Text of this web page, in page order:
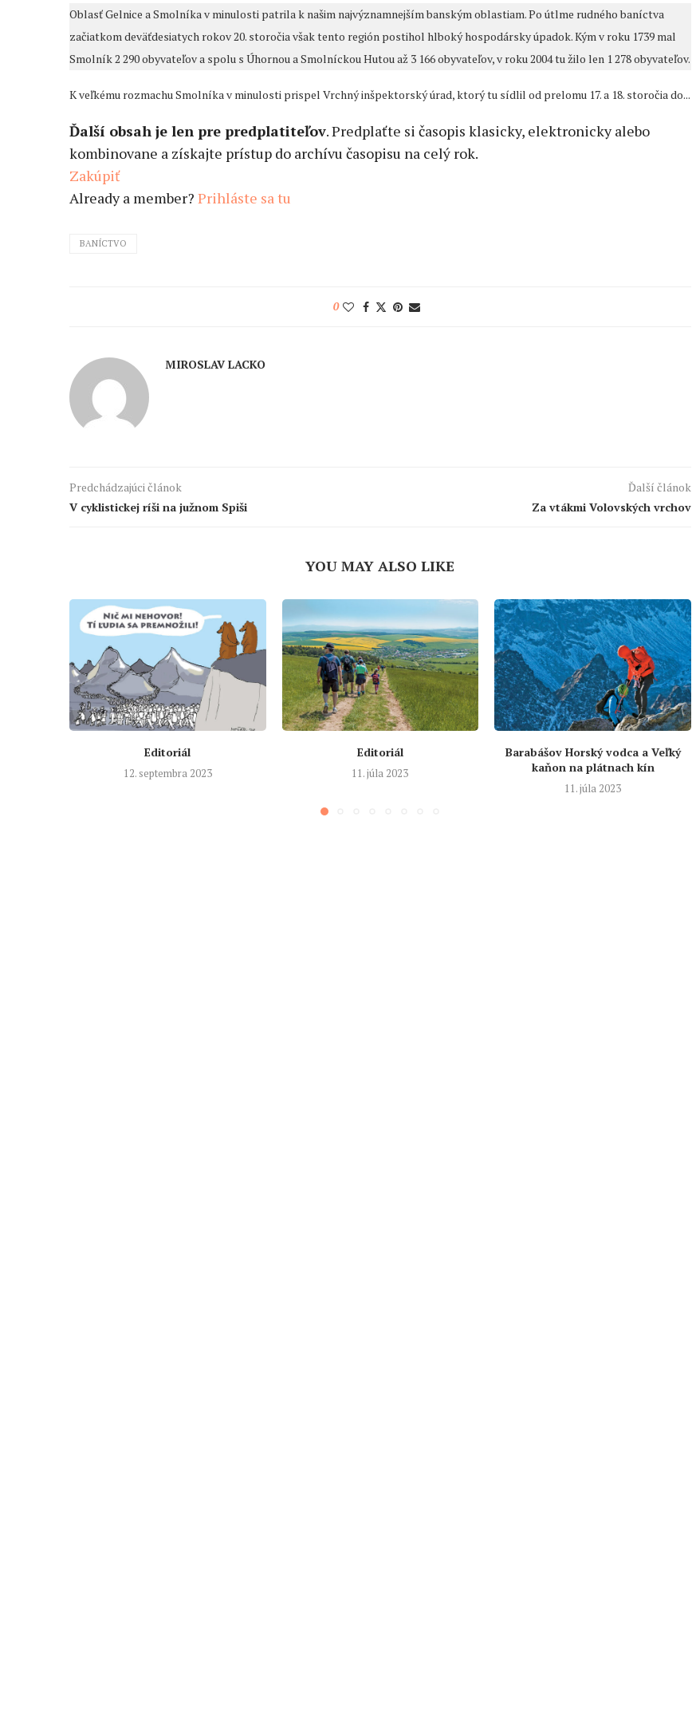
Oblasť Gelnice a Smolníka v minulosti patrila k našim najvýznamnejším banským oblastiam. Po útlme rudného baníctva
začiatkom deväťdesiatych rokov 20. storočia však tento región postihol hlboký hospodársky úpadok. Kým v roku 1739 mal
Smolník 2 290 obyvateľov a spolu s Úhornou a Smolníckou Hutou až 3 166 obyvateľov, v roku 2004 tu žilo len 1 278 obyvateľov.
K veľkému rozmachu Smolníka v minulosti prispel Vrchný inšpektorský úrad, ktorý tu sídlil od prelomu 17. a 18. storočia do...
Ďalší obsah je len pre predplatiteľov. Predplaťte si časopis klasicky, elektronicky alebo
kombinovane a získajte prístup do archívu časopisu na celý rok.
Zakúpiť
Already a member? Prihláste sa tu
BANÍCTVO
0
MIROSLAV LACKO
Predchádzajúci článok
V cyklistickej ríši na južnom Spiši
Ďalší článok
Za vtákmi Volovských vrchov
YOU MAY ALSO LIKE
Editoriál
12. septembra 2023
Editoriál
11. júla 2023
Barabášov Horský vodca a Veľký
kaňon na plátnach kín
11. júla 2023